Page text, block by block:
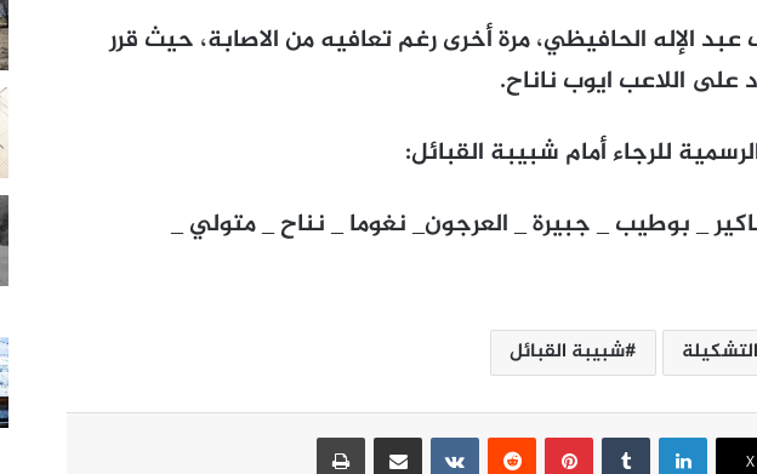
الإله الحافيظي، مرة أخرى رغم تعافيه من الاصابة، حيث قرر
على اللاعب ايوب ناناح.
للرجاء أمام شبيبة القبائل:
_ بوطيب _ جبيرة _ العرجون_ نغوما _ نناح _ متولي _
التشكيلة شبيبة القبائل
‫X
لينكدإن بينتيريست مشاركة عبر البريد طباعة